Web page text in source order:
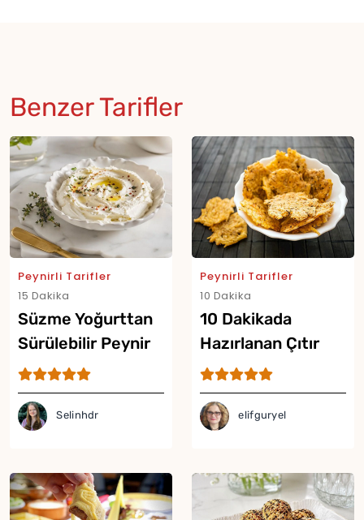
Benzer Tarifler
Peynirli Tarifler
15 Dakika
Süzme Yoğurttan
Sürülebilir Peynir
Tarifi
Selinhdr
Peynirli Tarifler
10 Dakika
10 Dakikada
Hazırlanan Çıtır
Peynir Cipsi Tarifi
elifguryel